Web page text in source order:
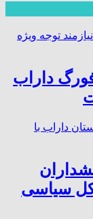
داراب
سیاسی